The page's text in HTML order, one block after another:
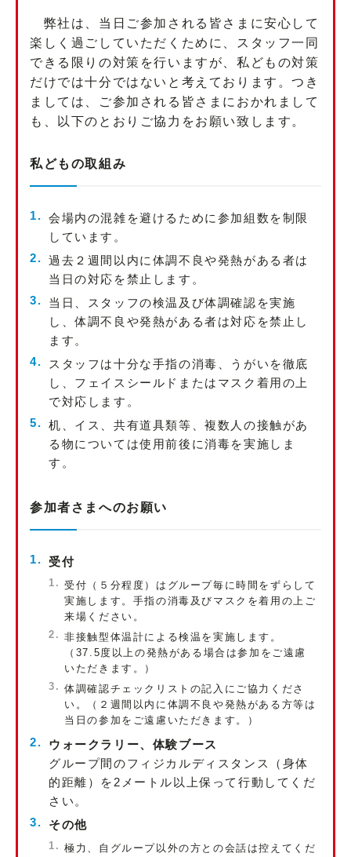
弊社は、当日ご参加される皆さまに安心して
楽しく過ごしていただくために、スタッフ一同
できる限りの対策を行いますが、私どもの対策
だけでは十分ではないと考えております。つき
ましては、ご参加される皆さまにおかれまして
も、以下のとおりご協力をお願い致します。
私どもの取組み
会場内の混雑を避けるために参加組数を制限
しています。
過去２週間以内に体調不良や発熱がある者は
当日の対応を禁止します。
当日、スタッフの検温及び体調確認を実施
し、体調不良や発熱がある者は対応を禁止し
ます。
スタッフは十分な手指の消毒、うがいを徹底
し、フェイスシールドまたはマスク着用の上
で対応します。
机、イス、共有道具類等、複数人の接触があ
る物については使用前後に消毒を実施しま
す。
参加者さまへのお願い
受付
受付（５分程度）はグループ毎に時間をずらして
実施します。手指の消毒及びマスクを着用の上ご
来場ください。
非接触型体温計による検温を実施します。
（37.5度以上の発熱がある場合は参加をご遠慮
いただきます。）
体調確認チェックリストの記入にご協力くださ
い。（２週間以内に体調不良や発熱がある方等は
当日の参加をご遠慮いただきます。）
ウォークラリー、体験ブース
グループ間のフィジカルディスタンス（身体
的距離）を2メートル以上保って行動してくだ
さい。
その他
極力、自グループ以外の方との会話は控えてくだ